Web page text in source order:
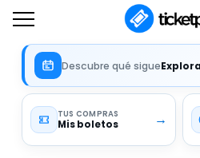
Descubre qué sigue
TUS COMPRAS
Mis boletos →